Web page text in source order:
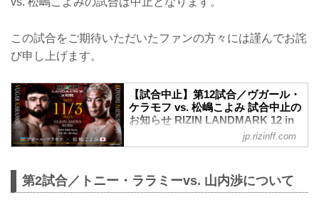
この試合をご期待いただいたファンの方々には謹んでお詫
び申し上げます。
【試合中止】第12試合／ヴガール・
ケラモフ vs. 松嶋こよみ 試合中止の
お知らせ RIZIN LANDMARK 12 in
KOBE - RIZIN FIGHTING
FEDERATION オフィシャルサイト
にて開催されるRIZIN LANDMARK 12 in
KOBEの第12試合／ヴガール・ケラモフ
jp.rizinff.com
第2試合／トニー・ララミーvs. 山内渉について